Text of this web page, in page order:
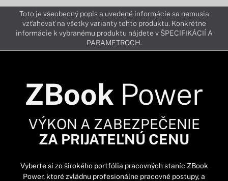
Toto je všeobecný popis a uvedené informácie sa nemusia
vzťahovať na všetky varianty tohto produktu. Konkrétne
informácie k vybranému produktu nájdete v ŠPECIFIKÁCIÍ A
PARAMETROCH.
ZBook Power
VÝKON A ZABEZPEČENIE
ZA PRIJATEĽNÚ CENU
Vyberte si zo širokého portfólia pracovných staníc ZBook
Power, ktoré zvládnu profesionálne pracovné postupy, a